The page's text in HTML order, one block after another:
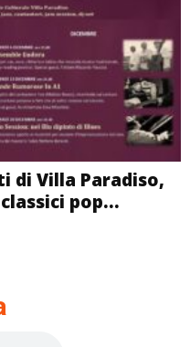
di Villa Paradiso,
pop...